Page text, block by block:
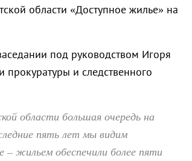
области «Доступное жилье» на
под руководством Игоря
прокуратуры и следственного
области большая очередь на
пять лет мы видим
жильем обеспечили более пяти